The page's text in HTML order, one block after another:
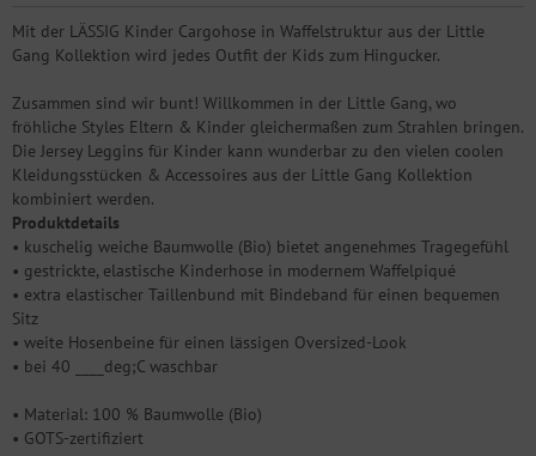
Mit der LÄSSIG Kinder Cargohose in Waffelstruktur aus der Little
Gang Kollektion wird jedes Outfit der Kids zum Hingucker.
Zusammen sind wir bunt! Willkommen in der Little Gang, wo
fröhliche Styles Eltern & Kinder gleichermaßen zum Strahlen bringen.
Die Jersey Leggins für Kinder kann wunderbar zu den vielen coolen
Kleidungsstücken & Accessoires aus der Little Gang Kollektion
kombiniert werden.
Produktdetails
• kuschelig weiche Baumwolle (Bio) bietet angenehmes Tragegefühl
• gestrickte, elastische Kinderhose in modernem Waffelpiqué
• extra elastischer Taillenbund mit Bindeband für einen bequemen
Sitz
• weite Hosenbeine für einen lässigen Oversized-Look
• bei 40 ____deg;C waschbar
• Material: 100 % Baumwolle (Bio)
• GOTS-zertifiziert